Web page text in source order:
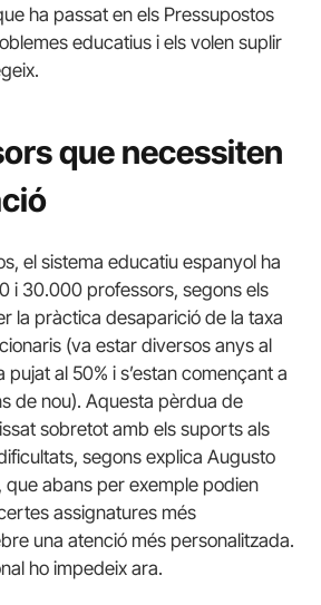
ha passat en els Pressupostos
educatius i els volen suplir
que necessiten
el sistema educatiu espanyol ha
i 30.000 professors, segons els
la pràctica desaparició de la taxa
(va estar diversos anys al
pujat al 50% i s’estan començant a
de nou). Aquesta pèrdua de
sobretot amb els suports als
segons explica Augusto
que abans per exemple podien
assignatures més
una atenció més personalitzada.
ho impedeix ara.